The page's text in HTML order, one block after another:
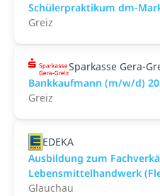
Schülerpraktikum dm-
Greiz
Sparkasse Gera-
Bankkaufmann (m/w/d)
Greiz
EDEKA
Ausbildung zum
Lebensmittelhandwerk
Glauchau